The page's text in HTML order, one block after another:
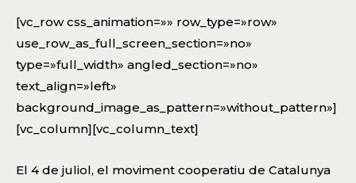
[vc_row css_animation=»» row_type=»row»
use_row_as_full_screen_section=»no»
type=»full_width» angled_section=»no»
text_align=»left»
background_image_as_pattern=»without_pattern»]
[vc_column][vc_column_text]
El 4 de juliol, el moviment cooperatiu de Catalunya